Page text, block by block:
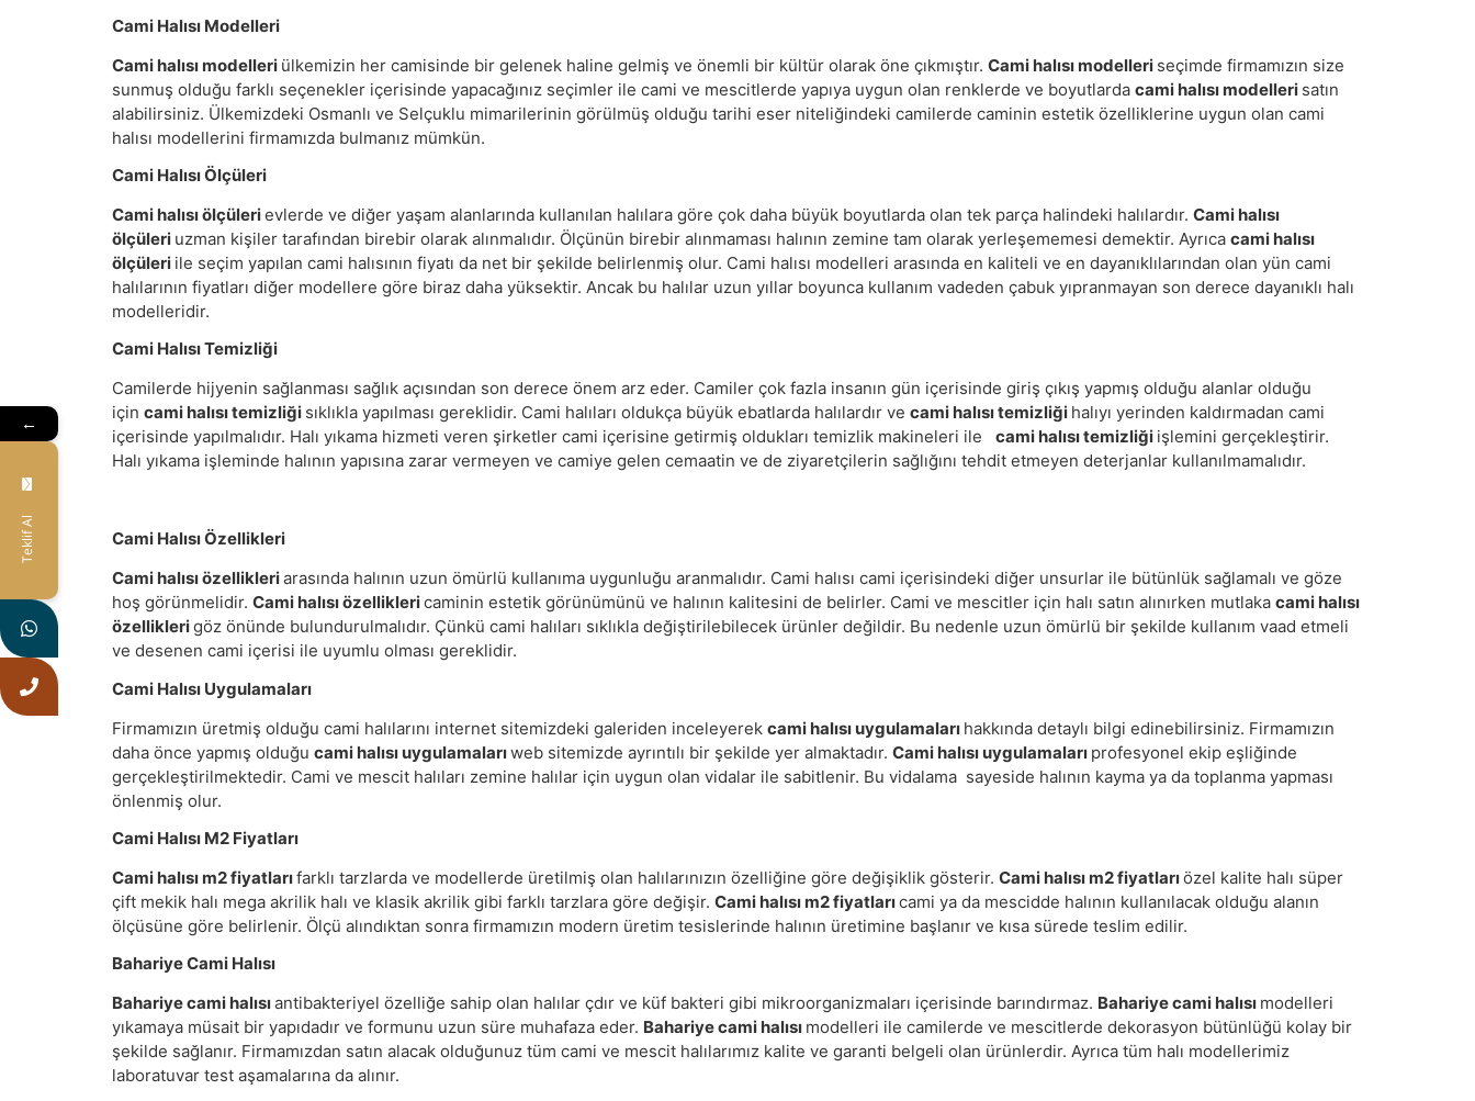
Cami Halısı Modelleri
Cami halısı modelleri ülkemizin her camisinde bir gelenek haline gelmiş ve önemli bir kültür olarak öne çıkmıştır. Cami halısı modelleri seçimde firmamızın size
sunmuş olduğu farklı seçenekler içerisinde yapacağınız seçimler ile cami ve mescitlerde yapıya uygun olan renklerde ve boyutlarda cami halısı modelleri satın
alabilirsiniz. Ülkemizdeki Osmanlı ve Selçuklu mimarilerinin görülmüş olduğu tarihi eser niteliğindeki camilerde caminin estetik özelliklerine uygun olan cami
halısı modellerini firmamızda bulmanız mümkün.
Cami Halısı Ölçüleri
Cami halısı ölçülerievlerde ve diğer yaşam alanlarında kullanılan halılara göre çok daha büyük boyutlarda olan tek parça halindeki halılardır. Cami halısı
ölçüleri uzman kişiler tarafından birebir olarak alınmalıdır. Ölçünün birebir alınmaması halının zemine tam olarak yerleşememesi demektir. Ayrıca cami halısı
ölçüleri ile seçim yapılan cami halısının fiyatı da net bir şekilde belirlenmiş olur. Cami halısı modelleri arasında en kaliteli ve en dayanıklılarından olan yün cami
halılarının fiyatları diğer modellere göre biraz daha yüksektir. Ancak bu halılar uzun yıllar boyunca kullanım vadeden çabuk yıpranmayan son derece dayanıklı halı
modelleridir.
Cami Halısı Temizliği
Camilerde hijyenin sağlanması sağlık açısından son derece önem arz eder. Camiler çok fazla insanın gün içerisinde giriş çıkış yapmış olduğu alanlar olduğu
için cami halısı temizliği sıklıkla yapılması gereklidir. Cami halıları oldukça büyük ebatlarda halılardır ve cami halısı temizliği halıyı yerinden kaldırmadan cami
içerisinde yapılmalıdır. Halı yıkama hizmeti veren şirketler cami içerisine getirmiş oldukları temizlik makineleri ile cami halısı temizliği işlemini gerçekleştirir.
Halı yıkama işleminde halının yapısına zarar vermeyen ve camiye gelen cemaatin ve de ziyaretçilerin sağlığını tehdit etmeyen deterjanlar kullanılmamalıdır.
Cami Halısı Özellikleri
Cami halısı özellikleriarasında halının uzun ömürlü kullanıma uygunluğu aranmalıdır. Cami halısı cami içerisindeki diğer unsurlar ile bütünlük sağlamalı ve göze
hoş görünmelidir. Cami halısı özelliklericaminin estetik görünümünü ve halının kalitesini de belirler. Cami ve mescitler için halı satın alınırken mutlaka cami halısı
özelliklerigöz önünde bulundurulmalıdır. Çünkü cami halıları sıklıkla değiştirilebilecek ürünler değildir. Bu nedenle uzun ömürlü bir şekilde kullanım vaad etmeli
ve desenen cami içerisi ile uyumlu olması gereklidir.
Cami Halısı Uygulamaları
Firmamızın üretmiş olduğu cami halılarını internet sitemizdeki galeriden inceleyerek cami halısı uygulamaları hakkında detaylı bilgi edinebilirsiniz. Firmamızın
daha önce yapmış olduğu cami halısı uygulamalarıweb sitemizde ayrıntılı bir şekilde yer almaktadır. Cami halısı uygulamaları profesyonel ekip eşliğinde
gerçekleştirilmektedir. Cami ve mescit halıları zemine halılar için uygun olan vidalar ile sabitlenir. Bu vidalama sayeside halının kayma ya da toplanma yapması
önlenmiş olur.
Cami Halısı M2 Fiyatları
Cami halısı m2 fiyatlarıfarklı tarzlarda ve modellerde üretilmiş olan halılarınızın özelliğine göre değişiklik gösterir. Cami halısı m2 fiyatlarıözel kalite halı süper
çift mekik halı mega akrilik halı ve klasik akrilik gibi farklı tarzlara göre değişir. Cami halısı m2 fiyatlarıcami ya da mescidde halının kullanılacak olduğu alanın
ölçüsüne göre belirlenir. Ölçü alındıktan sonra firmamızın modern üretim tesislerinde halının üretimine başlanır ve kısa sürede teslim edilir.
Bahariye Cami Halısı
Bahariye cami halısıantibakteriyel özelliğe sahip olan halılar çdır ve küf bakteri gibi mikroorganizmaları içerisinde barındırmaz. Bahariye cami halısı modelleri
yıkamaya müsait bir yapıdadır ve formunu uzun süre muhafaza eder. Bahariye cami halısı modelleri ile camilerde ve mescitlerde dekorasyon bütünlüğü kolay bir
şekilde sağlanır. Firmamızdan satın alacak olduğunuz tüm cami ve mescit halılarımız kalite ve garanti belgeli olan ürünlerdir. Ayrıca tüm halı modellerimiz
laboratuvar test aşamalarına da alınır.
←
Teklif Al